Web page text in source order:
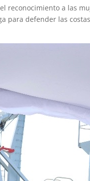
reconocimiento a las
para defender las